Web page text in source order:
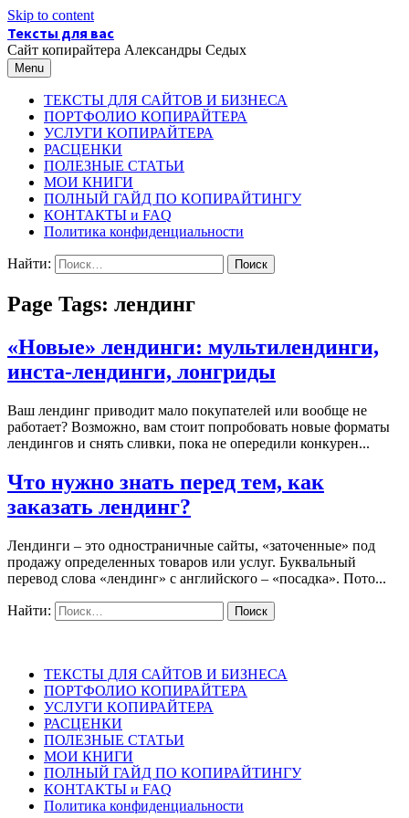
Skip to content
Тексты для вас
Сайт копирайтера Александры Седых
Menu
ТЕКСТЫ ДЛЯ САЙТОВ И БИЗНЕСА
ПОРТФОЛИО КОПИРАЙТЕРА
УСЛУГИ КОПИРАЙТЕРА
РАСЦЕНКИ
ПОЛЕЗНЫЕ СТАТЬИ
МОИ КНИГИ
ПОЛНЫЙ ГАЙД ПО КОПИРАЙТИНГУ
КОНТАКТЫ и FAQ
Политика конфиденциальности
Найти:
Page Tags: лендинг
«Новые» лендинги: мультилендинги,
инста-лендинги, лонгриды
Ваш лендинг приводит мало покупателей или вообще не
работает? Возможно, вам стоит попробовать новые форматы
лендингов и снять сливки, пока не опередили конкурен...
Что нужно знать перед тем, как
заказать лендинг?
Лендинги – это одностраничные сайты, «заточенные» под
продажу определенных товаров или услуг. Буквальный
перевод слова «лендинг» с английского – «посадка». Пото...
Найти:
ТЕКСТЫ ДЛЯ САЙТОВ И БИЗНЕСА
ПОРТФОЛИО КОПИРАЙТЕРА
УСЛУГИ КОПИРАЙТЕРА
РАСЦЕНКИ
ПОЛЕЗНЫЕ СТАТЬИ
МОИ КНИГИ
ПОЛНЫЙ ГАЙД ПО КОПИРАЙТИНГУ
КОНТАКТЫ и FAQ
Политика конфиденциальности